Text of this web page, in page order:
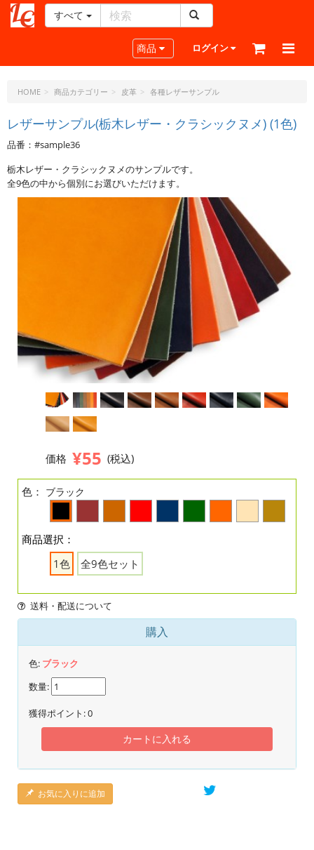
ー
ラ
ト・
ド
ッ
ト・
ジ
ェ
すべて
Toggle navigation
商品 ログイン
HOME 商品カテゴリー 皮革 各種レザーサンプル
レザーサンプル(栃木レザー・クラシックヌメ) (1色)
品番：#sample36
栃木レザー・クラシックヌメのサンプルです。
全9色の中から個別にお選びいただけます。
価格 ¥55 (税込)
色： ブラック
商品選択：
1色
全9色セット
送料・配送について
購入
色: ブラック
数量:
獲得ポイント:0
カートに入れる
お気に入りに追加